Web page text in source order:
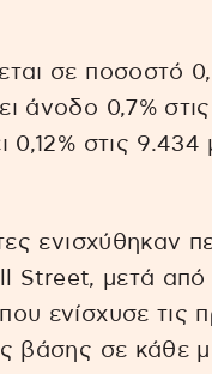
σε ποσοστό
άνοδο 0,7%
0,12% στις
ενισχύθηκαν
Street, μετά
ενίσχυσε τις
βάσης σε κάθε